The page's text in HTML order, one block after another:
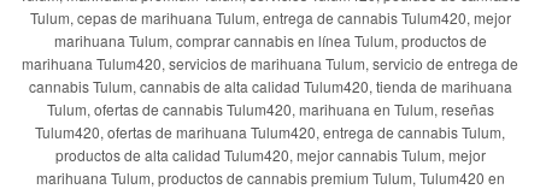
Tulum, cepas de marihuana Tulum, entrega de cannabis Tulum420, mejor
marihuana Tulum, comprar cannabis en línea Tulum, productos de
marihuana Tulum420, servicios de marihuana Tulum, servicio de entrega de
cannabis Tulum, cannabis de alta calidad Tulum420, tienda de marihuana
Tulum, ofertas de cannabis Tulum420, marihuana en Tulum, reseñas
Tulum420, ofertas de marihuana Tulum420, entrega de cannabis Tulum,
productos de alta calidad Tulum420, mejor cannabis Tulum, mejor
marihuana Tulum, productos de cannabis premium Tulum, Tulum420 en